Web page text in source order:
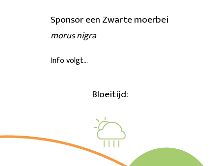
Sponsor een Zwarte moerbei
morus nigra
Info volgt…
Bloeitijd: